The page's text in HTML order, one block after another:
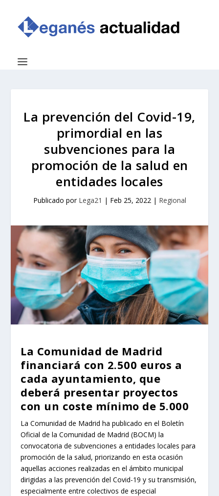
La prevención del Covid-19,
primordial en las
subvenciones para la
promoción de la salud en
entidades locales
Publicado por Lega21 | Feb 25, 2022| Regional
La Comunidad de Madrid
financiará con 2.500 euros a
cada ayuntamiento, que
deberá presentar proyectos
con un coste mínimo de 5.000
La Comunidad de Madrid ha publicado en el Boletín
Oficial de la Comunidad de Madrid (BOCM) la
convocatoria de subvenciones a entidades locales para
promoción de la salud, priorizando en esta ocasión
aquellas acciones realizadas en el ámbito municipal
dirigidas a las prevención del Covid-19 y su transmisión,
especialmente entre colectivos de especial